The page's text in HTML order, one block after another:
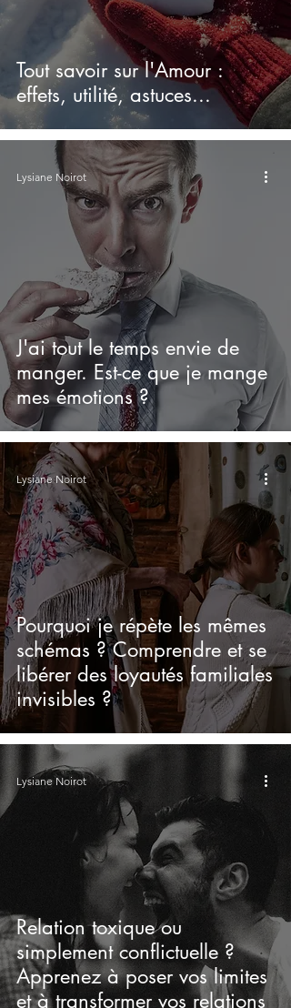
Tout savoir sur l'Amour :
effets, utilité, astuces...
J'ai tout le temps envie de
manger. Est-ce que je mange
mes émotions ?
Lysiane Noirot
Pourquoi je répète les mêmes
schémas ? Comprendre et se
libérer des loyautés familiales
invisibles ?
Lysiane Noirot
Relation toxique ou
simplement conflictuelle ?
Apprenez à poser vos limites
et à transformer vos relations
Lysiane Noirot